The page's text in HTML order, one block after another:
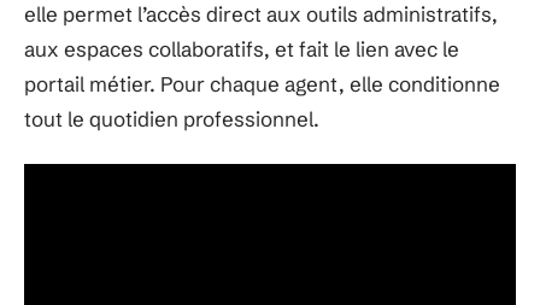
elle permet l’accès direct aux outils administratifs,
aux espaces collaboratifs, et fait le lien avec le
portail métier. Pour chaque agent, elle conditionne
tout le quotidien professionnel.